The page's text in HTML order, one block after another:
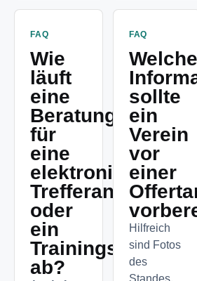
FAQ
Wie
läuft
eine
Beratung
für
eine
elektronische
Trefferanzeige
oder
ein
Trainingssystem
ab?
FAQ
Welche
sollte
ein
Verein
vor
einer
Hilfreich
sind Fotos
des